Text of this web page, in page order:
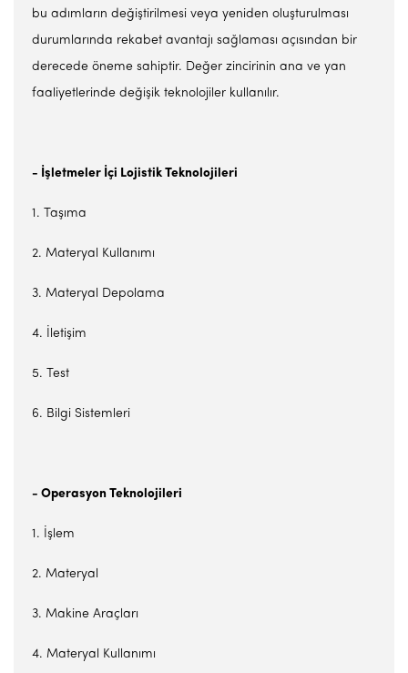
bu adımların değiştirilmesi veya yeniden oluşturulması
durumlarında rekabet avantajı sağlaması açısından bir
derecede öneme sahiptir. Değer zincirinin ana ve yan
faaliyetlerinde değişik teknolojiler kullanılır.
- İşletmeler İçi Lojistik Teknolojileri
1. Taşıma
2. Materyal Kullanımı
3. Materyal Depolama
4. İletişim
5. Test
6. Bilgi Sistemleri
- Operasyon Teknolojileri
1. İşlem
2. Materyal
3. Makine Araçları
4. Materyal Kullanımı